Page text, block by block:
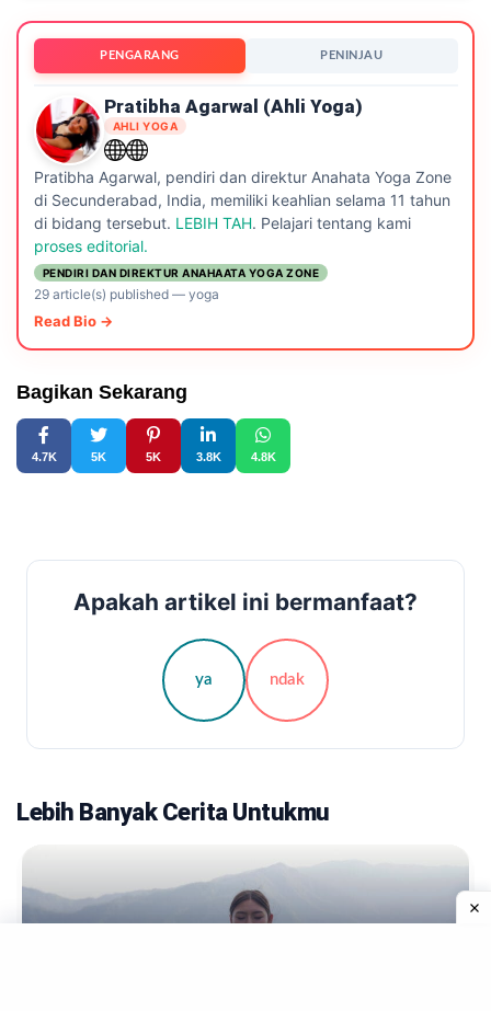
PENGARANG PENINJAU
Pratibha Agarwal (ahli Yoga)
AHLI YOGA
Pratibha Agarwal, pendiri dan direktur Anahata Yoga Zone
di Secunderabad, India, memiliki keahlian selama 11 tahun
di bidang tersebut. LEBIH TAH. Pelajari tentang kami
proses editorial.
PENDIRI DAN DIREKTUR ANAHAATA YOGA ZONE
29 article(s) published— yoga
Read Bio →
Bagikan Sekarang
4.7K 5K 5K 3.8K 4.8K
Apakah artikel ini bermanfaat?
ya ndak
Lebih Banyak Cerita Untukmu